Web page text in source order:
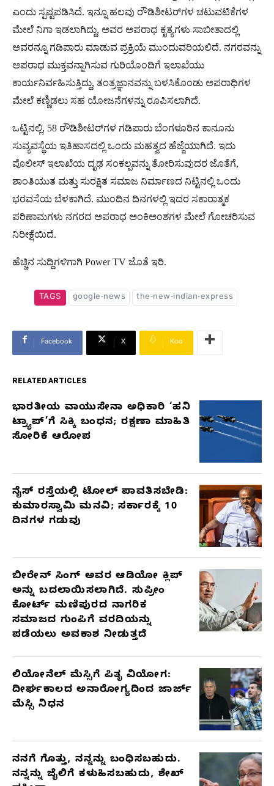
ಎಂದು ಸ್ಪಷ್ಟಪಡಿಸಿದೆ. ಇನ್ನೂ ಹಲವು ರೌಡಿಶೀಟರ್‌ಗಳ ಚಟುವಟಿಕೆಗಳ
ಮೇಲೆ ನಿಗಾ ಇಡಲಾಗಿದ್ದು, ಅವರ ಅಪರಾಧ ಕೃತ್ಯಗಳು ಸಾಬೀತಾದಲ್ಲಿ
ಅವರನ್ನೂ ಗಡಿಪಾರು ಮಾಡುವ ಪ್ರಕ್ರಿಯೆ ಮುಂದುವರಿಯಲಿದೆ. ನಗರವನ್ನು
ಅಪರಾಧ ಮುಕ್ತವನ್ನಾಗಿಸುವ ಗುರಿಯೊಂದಿಗೆ ಇಲಾಖೆಯು
ಕಾರ್ಯನಿರ್ವಹಿಸುತ್ತಿದ್ದು, ತಂತ್ರಜ್ಞಾನವನ್ನು ಬಳಸಿಕೊಂಡು ಅಪರಾಧಿಗಳ
ಮೇಲೆ ಕಣ್ಣಿಡಲು ಸಹ ಯೋಜನೆಗಳನ್ನು ರೂಪಿಸಲಾಗಿದೆ.
ಒಟ್ಟಿನಲ್ಲಿ, 58 ರೌಡಿಶೀಟರ್‌ಗಳ ಗಡಿಪಾರು ಬೆಂಗಳೂರಿನ ಕಾನೂನು
ಸುವ್ಯವಸ್ಥೆಯ ಇತಿಹಾಸದಲ್ಲಿ ಒಂದು ಮಹತ್ವದ ಹೆಜ್ಜೆಯಾಗಿದೆ. ಇದು
ಪೊಲೀಸ್ ಇಲಾಖೆಯ ದೃಢ ಸಂಕಲ್ಪವನ್ನು ತೋರಿಸುವುದರ ಜೊತೆಗೆ,
ಶಾಂತಿಯುತ ಮತ್ತು ಸುರಕ್ಷಿತ ಸಮಾಜ ನಿರ್ಮಾಣದ ನಿಟ್ಟಿನಲ್ಲಿ ಒಂದು
ಭರವಸೆಯ ಬೆಳಕಾಗಿದೆ. ಮುಂದಿನ ದಿನಗಳಲ್ಲಿ ಇದರ ಸಕಾರಾತ್ಮಕ
ಪರಿಣಾಮಗಳು ನಗರದ ಅಪರಾಧ ಅಂಕಿಅಂಶಗಳ ಮೇಲೆ ಗೋಚರಿಸುವ
ನಿರೀಕ್ಷೆಯಿದೆ.
ಹೆಚ್ಚಿನ ಸುದ್ದಿಗಳಿಗಾಗಿ Power TV ಜೊತೆ ಇರಿ.
TAGS google-news the-new-indian-express
Facebook X Koo
RELATED ARTICLES
RELATED
ARTICLES
ಭಾರತೀಯ ವಾಯುಸೇನಾ ಅಧಿಕಾರಿ ‘ಹನಿ
ಟ್ರ್ಯಾಪ್’ಗೆ ಸಿಕ್ಕಿ ಬಂಧನ; ರಕ್ಷಣಾ ಮಾಹಿತಿ
ಸೋರಿಕೆ ಆರೋಪ
ನೈಸ್ ರಸ್ತೆಯಲ್ಲಿ ಟೋಲ್ ಪಾವತಿಸಬೇಡಿ:
ಕುಮಾರಸ್ವಾಮಿ ಮನವಿ; ಸರ್ಕಾರಕ್ಕೆ 10
ದಿನಗಳ ಗಡುವು
ಬೀರೇನ್ ಸಿಂಗ್ ಅವರ ಆಡಿಯೋ ಕ್ಲಿಪ್
ಅನ್ನು ಬದಲಾಯಿಸಲಾಗಿದೆ. ಸುಪ್ರೀಂ
ಕೋರ್ಟ್ ಮಣಿಪುರದ ನಾಗರಿಕ
ಸಮಾಜದ ಗುಂಪಿಗೆ ವರದಿಯನ್ನು
ಪಡೆಯಲು ಅವಕಾಶ ನೀಡುತ್ತದೆ
ಲಿಯೋನೆಲ್ ಮೆಸ್ಸಿಗೆ ಪಿತೃ ವಿಯೋಗ:
ದೀರ್ಘಕಾಲದ ಅನಾರೋಗ್ಯದಿಂದ ಜಾರ್ಜ್
ಮೆಸ್ಸಿ ನಿಧನ
ನನಗೆ ಗೊತ್ತು, ನನ್ನನ್ನು ಬಂಧಿಸಬಹುದು.
ನನ್ನನ್ನು ಜೈಲಿಗೆ ಕಳುಹಿಸಬಹುದು, ಶೇಖ್